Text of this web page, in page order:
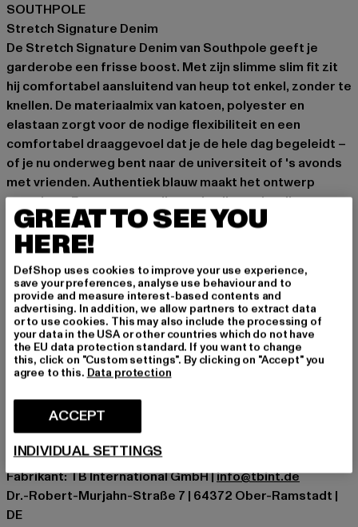
SOUTHPOLE
Stretch Signature Denim
De Stretch Signature Denim van Southpole geeft je
garderobe een frisse boost. Met zijn slimme slim fit zit
hij comfortabel aansluitend van heup tot enkel, zonder te
knellen. De materiaalmix van katoen, polyester en
elastaan zorgt voor de nodige flexibiliteit en een
comfortabel draaggevoel dat je de hele dag begeleidt –
of je nu onderweg bent naar de universiteit of 's avonds
met vrienden. Authentiek blauw maakt het ontwerp
compleet. Een ongecompliceerde allrounder die
veelzijdig te combineren is.
Gelegenheid: Alledaags
Soorten sluitingen: Verborgen ritssluiting
Details: Muntzakje, Achterzak, Steekzak
Cut: Slim-Fit
Merk: Southpole
Kategori: Slim Fit Jeans
Kleur: blau
Kleur fabrikant: lt.sand blue
Materiële samenstelling: 73% Katoen, 25% Polyester,
2% Spandex
Art.Nr: SP5012-02162
Fabrikant: TB International GmbH |info@tbint.de
Dr.-Robert-Murjahn-Straße 7 | 64372 Ober-Ramstadt |
DE
GREAT TO SEE YOU
HERE!
DefShop uses cookies to improve your use experience,
save your preferences, analyse use behaviour and to
provide and measure interest-based contents and
advertising. In addition, we allow partners to extract data
or to use cookies. This may also include the processing of
your data in the USA or other countries which do not have
the EU data protection standard. If you want to change
this, click on "Custom settings". By clicking on "Accept" you
agree to this. Data protection
ACCEPT
INDIVIDUAL SETTINGS